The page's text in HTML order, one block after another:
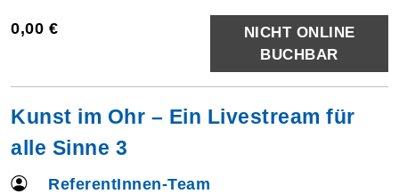
0,00 €
NICHT ONLINE
BUCHBAR
Kunst im Ohr – Ein Livestream für
alle Sinne 3
ReferentInnen-Team